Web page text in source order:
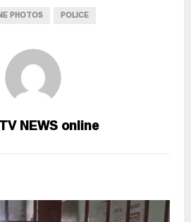
PHOTOS POLICE
NEWS online